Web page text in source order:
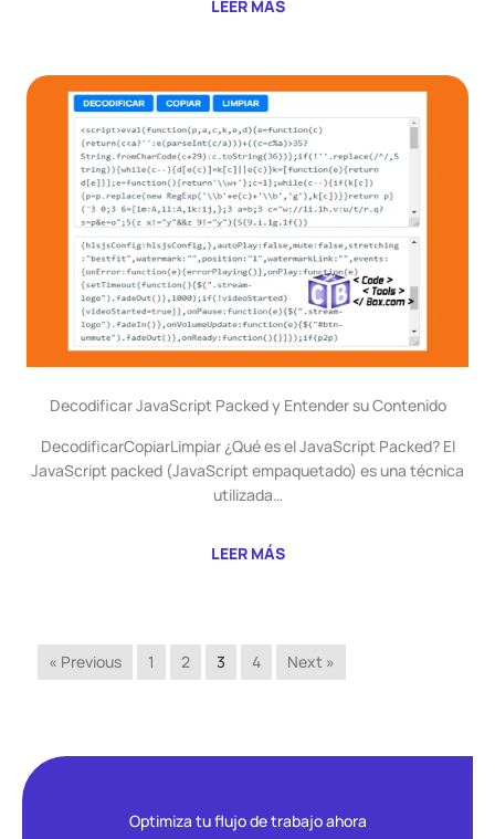
LEER MÁS
Decodificar JavaScript Packed y Entender su Contenido
DecodificarCopiarLimpiar ¿Qué es el JavaScript Packed? El
JavaScript packed (JavaScript empaquetado) es una técnica
utilizada…
LEER MÁS
« Previous 1 2 3 4 Next »
Optimiza tu flujo de trabajo ahora